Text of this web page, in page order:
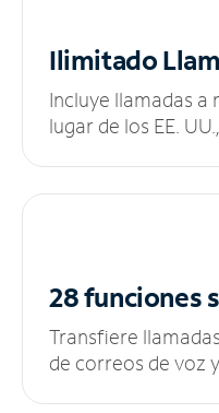
Ilimitado
Incluye llamadas a
lugar de los EE.
28 funciones
Transfiere
de correos de voz